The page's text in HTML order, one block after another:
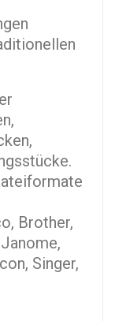
Brother,
Singer,